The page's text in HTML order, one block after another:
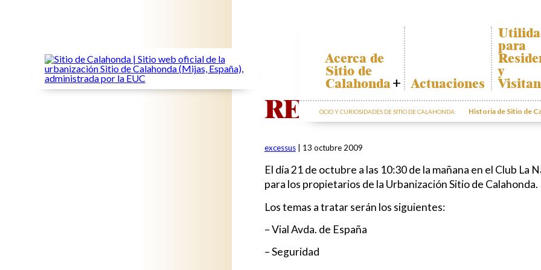
Acerca de
Sitio de
Calahonda
Quiénes somos
Junta Directiva
Actas e
Informes
Sitio de
cifras
Actuaciones
para
y
Plano de
sobre
OCIO Y CURIOSIDADES DE SITIO DE CALAHONDA: Historia de Sitio de
REUNION
excessus 13 octubre 2009
El día 21 de octubre a las 10:30 de la mañana en el Club
para los propietarios de la Urbanización Sitio de Calahonda.
Los temas a tratar serán los siguientes:
– Vial Avda. de España
– Seguridad